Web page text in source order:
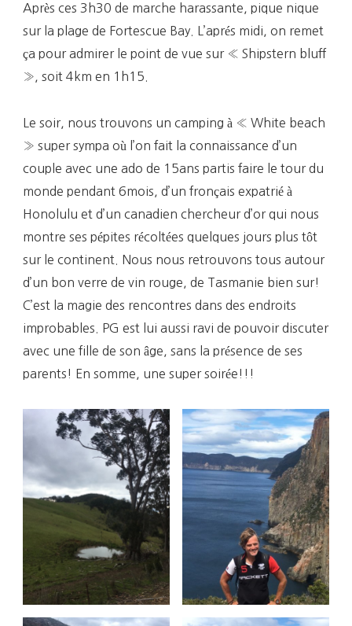
Après ces 3h30 de marche harassante, pique nique
sur la plage de Fortescue Bay. L’aprés midi, on remet
ça pour admirer le point de vue sur « Shipstern bluff
», soit 4km en 1h15.
Le soir, nous trouvons un camping à « White beach
» super sympa où l’on fait la connaissance d’un
couple avec une ado de 15ans partis faire le tour du
monde pendant 6mois, d’un fronçais expatrié à
Honolulu et d’un canadien chercheur d’or qui nous
montre ses pépites récoltées quelques jours plus tôt
sur le continent. Nous nous retrouvons tous autour
d’un bon verre de vin rouge, de Tasmanie bien sur!
C’est la magie des rencontres dans des endroits
improbables. PG est lui aussi ravi de pouvoir discuter
avec une fille de son âge, sans la présence de ses
parents! En somme, une super soirée!!!